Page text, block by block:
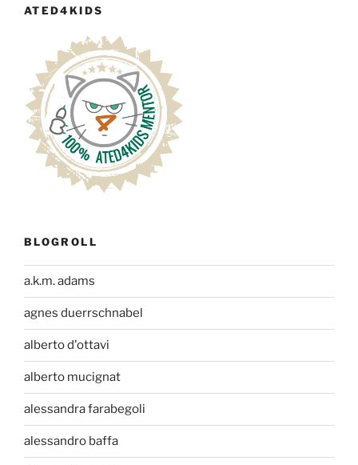
ATED4KIDS
BLOGROLL
a.k.m. adams
agnes duerrschnabel
alberto d'ottavi
alberto mucignat
alessandra farabegoli
alessandro baffa